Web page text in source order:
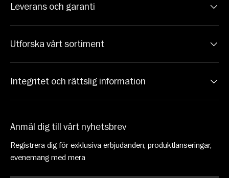
Leverans och garanti
Utforska vårt sortiment
Integritet och rättslig information
Anmäl dig till vårt nyhetsbrev
Registrera dig för exklusiva erbjudanden, produktlanseringar,
evenemang med mera